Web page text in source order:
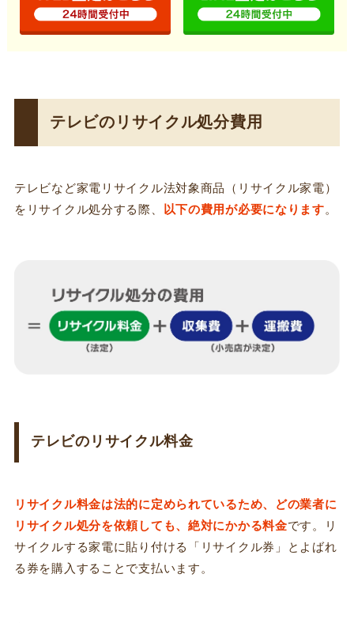
テレビのリサイクル処分費用
テレビなど家電リサイクル法対象商品（リサイクル家電）
をリサイクル処分する際、
以下の費用が必要になります 。
テレビのリサイクル料金
リサイクル料金は法的に定められているため、どの業者に
リサイクル処分を依頼しても、絶対にかかる料金です。リ
サイクルする家電に貼り付ける「リサイクル券」とよばれ
る券を購入することで支払います。